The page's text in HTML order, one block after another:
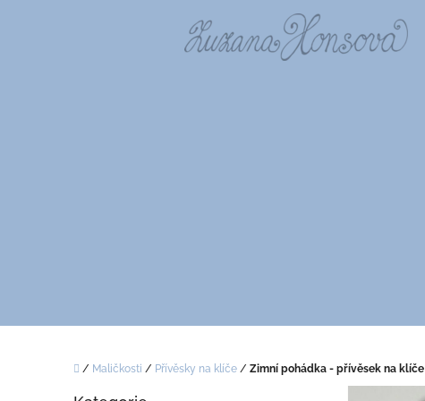
Domů
/ Maličkosti / Přívěsky na klíče / Zimní pohádka - přívěsek na klíče